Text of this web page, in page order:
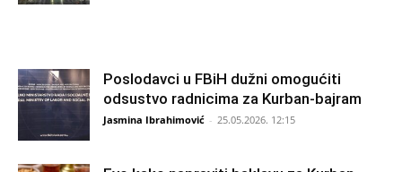
Poslodavci u FBiH dužni omogućiti
odsustvo radnicima za Kurban-bajram
Jasmina Ibrahimović - 25.05.2026. 12:15